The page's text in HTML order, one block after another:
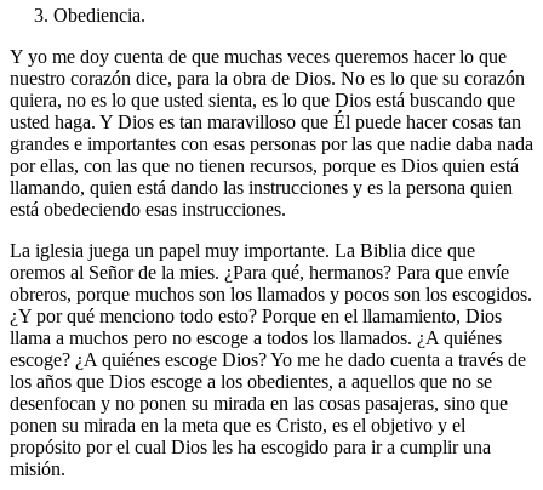
3. Obediencia.
Y yo me doy cuenta de que muchas veces queremos hacer lo que
nuestro corazón dice, para la obra de Dios. No es lo que su corazón
quiera, no es lo que usted sienta, es lo que Dios está buscando que
usted haga. Y Dios es tan maravilloso que Él puede hacer cosas tan
grandes e importantes con esas personas por las que nadie daba nada
por ellas, con las que no tienen recursos, porque es Dios quien está
llamando, quien está dando las instrucciones y es la persona quien
está obedeciendo esas instrucciones.
La iglesia juega un papel muy importante. La Biblia dice que
oremos al Señor de la mies. ¿Para qué, hermanos? Para que envíe
obreros, porque muchos son los llamados y pocos son los escogidos.
¿Y por qué menciono todo esto? Porque en el llamamiento, Dios
llama a muchos pero no escoge a todos los llamados. ¿A quiénes
escoge? ¿A quiénes escoge Dios? Yo me he dado cuenta a través de
los años que Dios escoge a los obedientes, a aquellos que no se
desenfocan y no ponen su mirada en las cosas pasajeras, sino que
ponen su mirada en la meta que es Cristo, es el objetivo y el
propósito por el cual Dios les ha escogido para ir a cumplir una
misión.